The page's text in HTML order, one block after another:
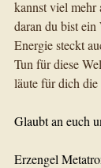
kannst viel mehr
daran du bist ein
Energie steckt
Tun für diese
läute für dich
Glaubt an euch
Erzengel